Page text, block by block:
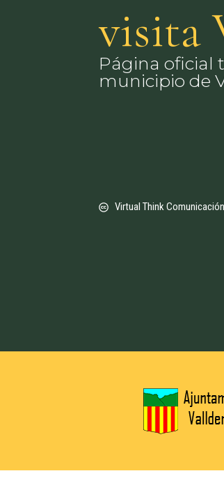
visita
Página oficial
municipio de
Virtual Think Comunicación